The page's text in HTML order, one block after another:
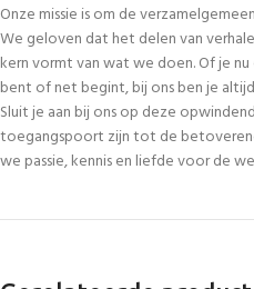
Onze missie is om de
We geloven dat het delen van
kern vormt van wat we doen. Of je
bent of net begint, bij ons ben je
Sluit je aan bij ons op deze
toegangspoort zijn tot de
we passie, kennis en liefde voor de